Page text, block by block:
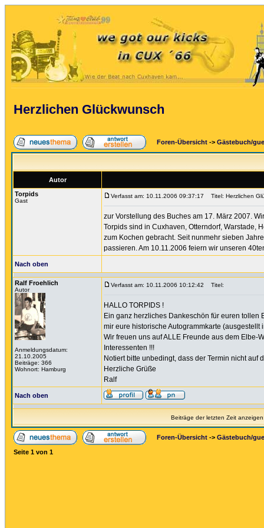
Herzlichen Glückwunsch
Foren-Übersicht -> Gästebuch/
Autor
Torpids
Gast
Verfasst am: 10.11.2006 09:37:17 Titel: Herzlichen
zur Vorstellung des Buches am 17. März 2007.
Torpids sind in Cuxhaven, Otterndorf, Warstade,
zum Kochen gebracht. Seit nunmehr sieben
passieren. Am 10.11.2006 feiern wir unseren
Nach oben
Ralf Froehlich
Autor
Anmeldungsdatum:
21.10.2005
Beiträge: 366
Wohnort: Hamburg
Verfasst am: 10.11.2006 10:12:42 Titel:
HALLO TORPIDS !
Ein ganz herzliches Dankeschön für euren tollen
mir eure historische Autogrammkarte (ausgestellt
Wir freuen uns auf ALLE Freunde aus dem Elbe-
Interessenten !!!
Notiert bitte unbedingt, dass der Termin nicht
Herzliche Grüße
Ralf
Nach oben
Beiträge der letzten Zeit
Foren-Übersicht -> Gästebuch/
Seite 1 von 1